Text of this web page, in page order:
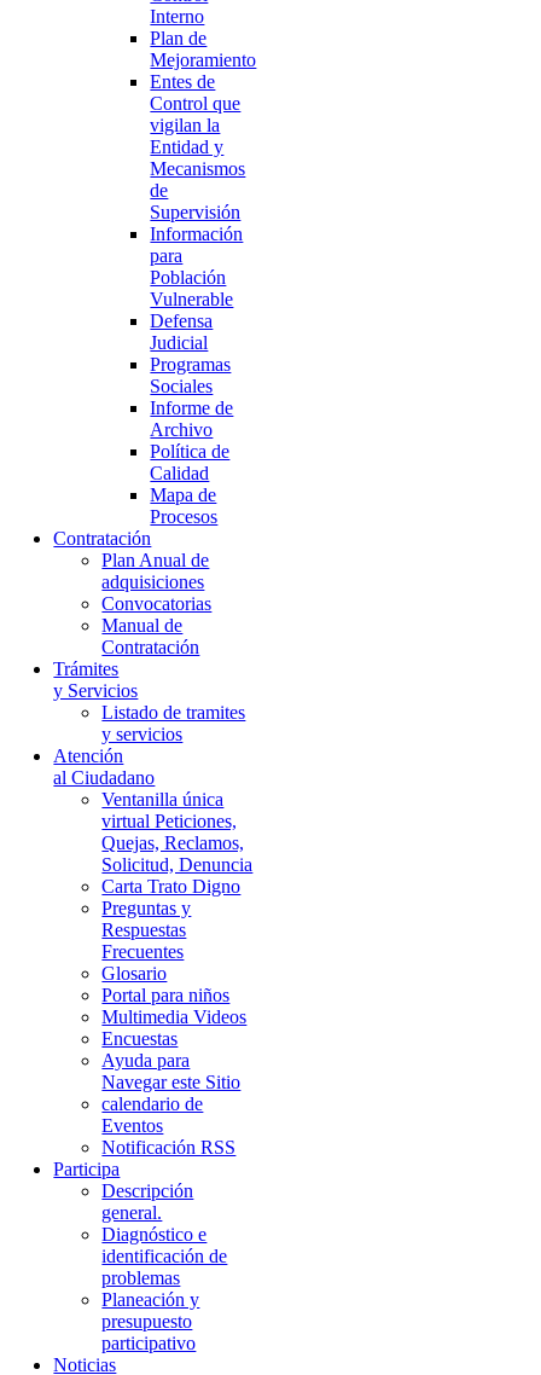
Interno
Plan de
Mejoramiento
Entes de
Control que
vigilan la
Entidad y
Mecanismos
de
Supervisión
Información
para
Población
Vulnerable
Defensa
Judicial
Programas
Sociales
Informe de
Archivo
Política de
Calidad
Mapa de
Procesos
Contratación
Plan Anual de
adquisiciones
Convocatorias
Manual de
Contratación
Trámites
y Servicios
Listado de tramites
y servicios
Atención
al Ciudadano
Ventanilla única
virtual Peticiones,
Quejas, Reclamos,
Solicitud, Denuncia
Carta Trato Digno
Preguntas y
Respuestas
Frecuentes
Glosario
Portal para niños
Multimedia Videos
Encuestas
Ayuda para
Navegar este Sitio
calendario de
Eventos
Notificación RSS
Participa
Descripción
general.
Diagnóstico e
identificación de
problemas
Planeación y
presupuesto
participativo
Noticias